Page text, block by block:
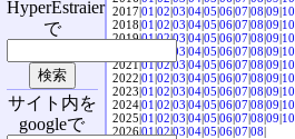
2017|01|02|03|04|05|06|07|08|09|10
2018|01|02|03|04|05|06|07|08|09|10
2019|01|02|03|04|05|06|07|08|09|10
03|04|05|06|07|08|09|10
2021|01|02|03|04|05|06|07|08|09|10
2022|01|02|03|04|05|06|07|08|09|10
2023|01|02|03|04|05|06|07|08|09|10
2024|01|02|03|04|05|06|07|08|09|10
2025|01|02|03|04|05|06|07|08|09|10
2026|01|02|03|04|05|06|07|08|
HyperEstraier
で
サイト内を
googleで